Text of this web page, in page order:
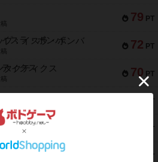
79 PT
72 PT
プ：イスラ・ボンバ
70 PT
クティクス
PT
PT
PT
前はまだ生きている～